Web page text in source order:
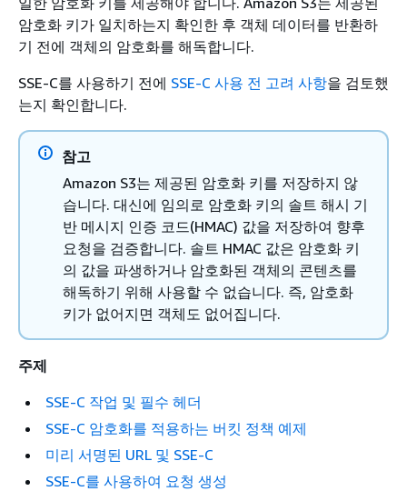
암호화 키가 일치하는지 확인한 후 객체 데이터를 반환하
기 전에 객체의 암호화를 해독합니다.
SSE-C를 사용하기 전에 SSE-C 사용 전 고려 사항을 검토했
는지 확인합니다.
참고
Amazon S3는 제공된 암호화 키를 저장하지 않
습니다. 대신에 임의로 암호화 키의 솔트 해시 기
반 메시지 인증 코드(HMAC) 값을 저장하여 향후
요청을 검증합니다. 솔트 HMAC 값은 암호화 키
의 값을 파생하거나 암호화된 객체의 콘텐츠를
해독하기 위해 사용할 수 없습니다. 즉, 암호화
키가 없어지면 객체도 없어집니다.
주제
SSE-C 작업 및 필수 헤더
SSE-C 암호화를 적용하는 버킷 정책 예제
미리 서명된 URL 및 SSE-C
SSE-C를 사용하여 요청 생성